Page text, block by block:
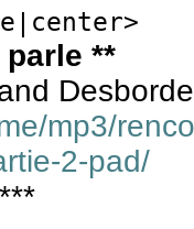
parle **
mp3/
2-pad/